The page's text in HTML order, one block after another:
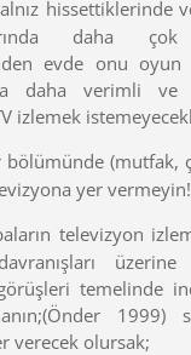
hissettiklerinde
daha
evde onu oyun
daha verimli ve
izlemek
bölümünde (mutfak,
yer vermeyin!
televizyon
temelinde
1999)
verecek olursak;